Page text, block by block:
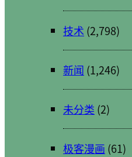
技术 (2,798)
新闻 (1,246)
未分类 (2)
极客漫画 (61)